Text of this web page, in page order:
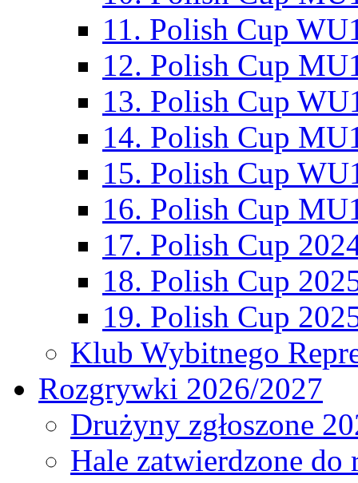
11. Polish Cup
12. Polish Cup
13. Polish Cup
14. Polish Cup
15. Polish Cup
16. Polish Cup
17. Polish Cup
18. Polish Cup
19. Polish Cup
Klub Wybitnego
Rozgrywki 2026/2027
Drużyny zgłoszone
Hale zatwierdzone